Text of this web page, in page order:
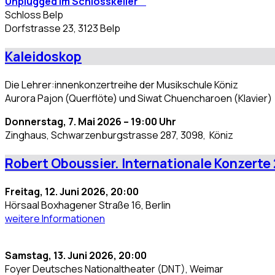
Schloss Belp
Dorfstrasse 23, 3123 Belp
Kaleidoskop
Die Lehrer:innenkonzertreihe der Musikschule Köniz
Aurora Pajon (Querflöte) und Siwat Chuencharoen (Klavier)
Donnerstag, 7. Mai 2026 – 19:00 Uhr
Zinghaus, Schwarzenburgstrasse 287, 3098, Köniz
Robert Oboussier. Internationale Konzerte
Freitag, 12. Juni 2026, 20:00
Hörsaal Boxhagener Straße 16, Berlin
weitere Informationen
Samstag, 13. Juni 2026, 20:00
Foyer Deutsches Nationaltheater (DNT), Weimar